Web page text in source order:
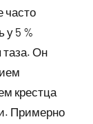
часто
у 5 %
таза. Он
крестца
Примерно